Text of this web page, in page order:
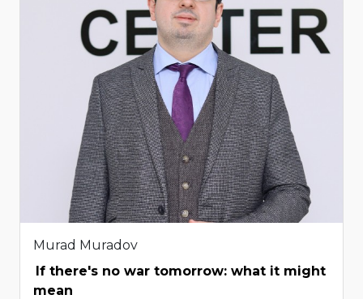
Murad Muradov
If there's no war tomorrow: what it might
mean